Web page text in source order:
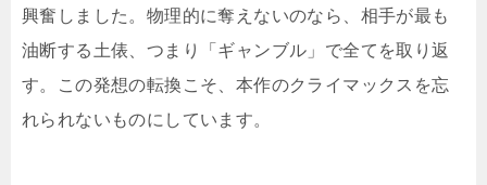
興奮しました。物理的に奪えないのなら、相手が最も
油断する土俵、つまり「ギャンブル」で全てを取り返
す。この発想の転換こそ、本作のクライマックスを忘
れられないものにしています。